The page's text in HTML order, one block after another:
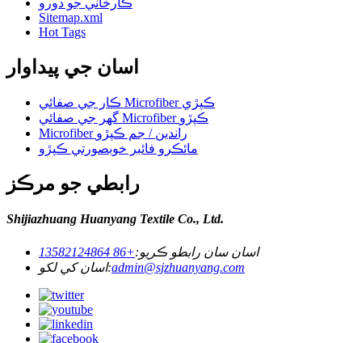
ڪارخاني جو دورو
Sitemap.xml
Hot Tags
اسان جي پيداوار
ڪار جي صفائي Microfiber ڪپڙي
گھر جي صفائي Microfiber ڪپڙو
Microfiber راندين / جم ڪپڙو
مائڪرو فائبر خوبصورتي ڪپڙو
رابطي جو مرڪز
Shijiazhuang Huanyang Textile Co., Ltd.
اسان سان رابطو ڪريو:+86 13582124864
اسان کي لکو:admin@sjzhuanyang.com